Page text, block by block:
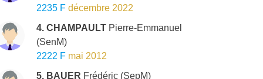
2235 F décembre 2022
4. CHAMPAULT Pierre-Emmanuel
(SenM)
2222 F mai 2012
5. BAUER Frédéric(SepM)